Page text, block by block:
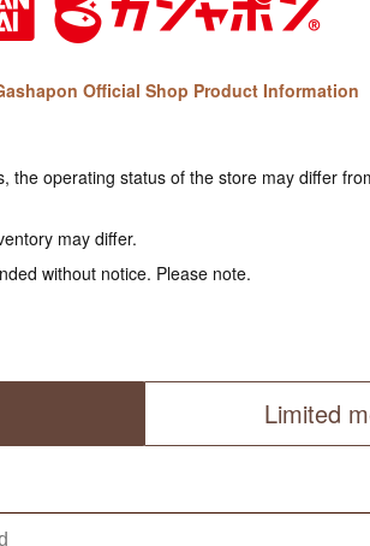
Official Shop Product Information
the operating status of the store may differ
may differ.
without notice. Please note.
Limited